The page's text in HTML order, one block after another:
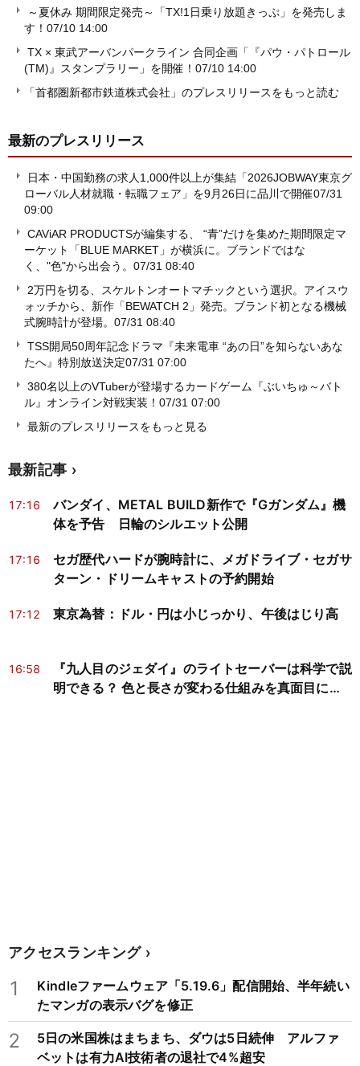
～夏休み 期間限定発売～「TX!1日乗り放題きっぷ」を発売しま
す！ 07/10 14:00
TX × 東武アーバンパークライン 合同企画「『パウ・パトロール
(TM)』スタンプラリー」を開催！ 07/10 14:00
「首都圏新都市鉄道株式会社」のプレスリリースをもっと読む
最新のプレスリリース
日本・中国勤務の求人1,000件以上が集結「2026JOBWAY東京グ
ローバル人材就職・転職フェア」を9月26日に品川で開催07/31
09:00
CAViAR PRODUCTSが編集する、 “青”だけを集めた期間限定マ
ーケット「BLUE MARKET」が横浜に。ブランドではな
く、"色"から出会う。 07/31 08:40
2万円を切る、スケルトンオートマチックという選択。アイスウ
ォッチから、新作「BEWATCH 2」発売。ブランド初となる機械
式腕時計が登場。 07/31 08:40
TSS開局50周年記念ドラマ『未来電車 “あの日”を知らないあな
たへ』特別放送決定07/31 07:00
380名以上のVTuberが登場するカードゲーム『ぶいちゅ～バト
ル』オンライン対戦実装！ 07/31 07:00
最新のプレスリリースをもっと見る
最新記事
17:16
バンダイ、METAL BUILD新作で『Gガンダム』機
体を予告 日輪のシルエット公開
17:16
セガ歴代ハードが腕時計に、メガドライブ・セガサ
ターン・ドリームキャストの予約開始
17:12 東京為替：ドル・円は小じっかり、午後はじり高
16:58
『九人目のジェダイ』のライトセーバーは科学で説
明できる？ 色と長さが変わる仕組みを真面目に検
アクセスランキング
1
Kindleファームウェア「5.19.6」配信開始、半年続い
たマンガの表示バグを修正
2
5日の米国株はまちまち、ダウは5日続伸 アルファ
ベットは有力AI技術者の退社で4%超安